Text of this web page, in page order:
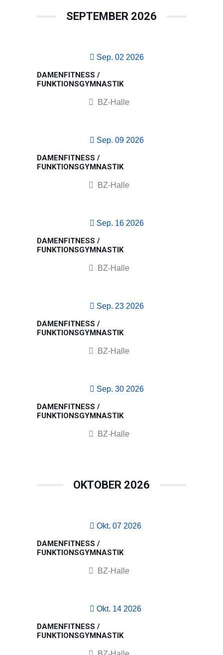
SEPTEMBER 2026
Sep. 02 2026
DAMENFITNESS /
FUNKTIONSGYMNASTIK
BZ-Halle
Sep. 09 2026
DAMENFITNESS /
FUNKTIONSGYMNASTIK
BZ-Halle
Sep. 16 2026
DAMENFITNESS /
FUNKTIONSGYMNASTIK
BZ-Halle
Sep. 23 2026
DAMENFITNESS /
FUNKTIONSGYMNASTIK
BZ-Halle
Sep. 30 2026
DAMENFITNESS /
FUNKTIONSGYMNASTIK
BZ-Halle
OKTOBER 2026
Okt. 07 2026
DAMENFITNESS /
FUNKTIONSGYMNASTIK
BZ-Halle
Okt. 14 2026
DAMENFITNESS /
FUNKTIONSGYMNASTIK